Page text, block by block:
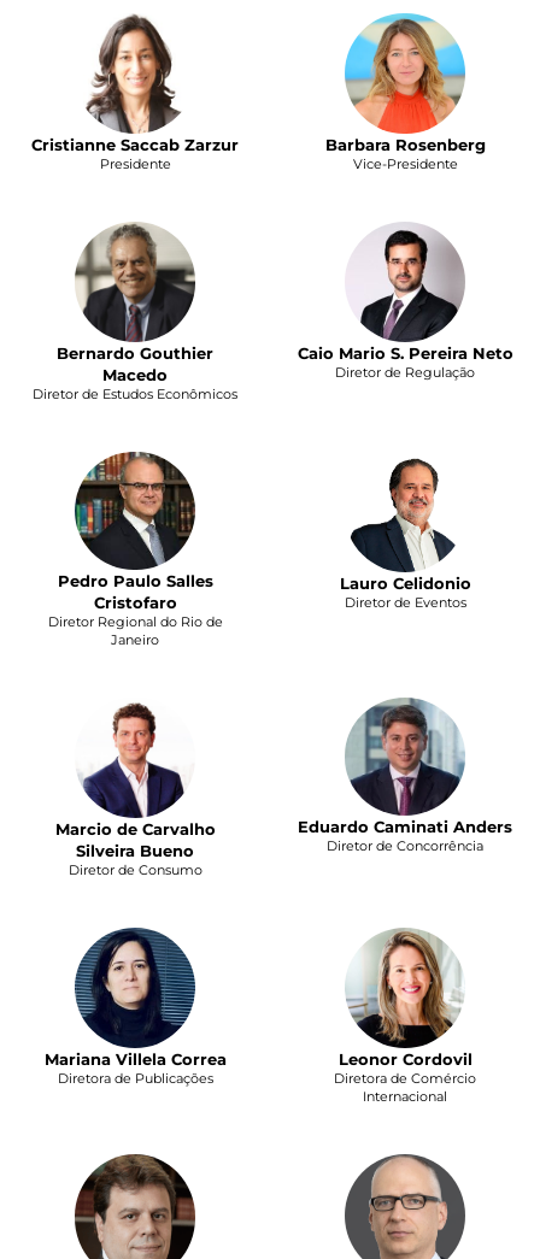
Cristianne Saccab Zarzur
Presidente
Barbara Rosenberg
Vice-Presidente
Bernardo Gouthier
Macedo
Diretor de Estudos Econômicos
Caio Mario S. Pereira Neto
Diretor de Regulação
Pedro Paulo Salles
Cristofaro
Diretor Regional do Rio de
Janeiro
Lauro Celidonio
Diretor de Eventos
Marcio de Carvalho
Silveira Bueno
Diretor de Consumo
Eduardo Caminati Anders
Diretor de Concorrência
Mariana Villela Correa
Diretora de Publicações
Leonor Cordovil
Diretora de Comércio
Internacional